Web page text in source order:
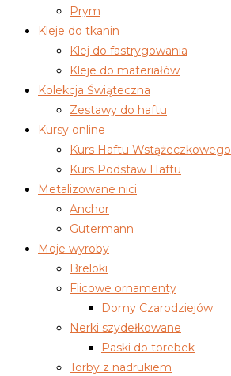
Prym
Kleje do tkanin
Klej do fastrygowania
Kleje do materiałów
Kolekcja Świąteczna
Zestawy do haftu
Kursy online
Kurs Haftu Wstążeczkowego
Kurs Podstaw Haftu
Metalizowane nici
Anchor
Gutermann
Moje wyroby
Breloki
Flicowe ornamenty
Domy Czarodziejów
Nerki szydełkowane
Paski do torebek
Torby z nadrukiem